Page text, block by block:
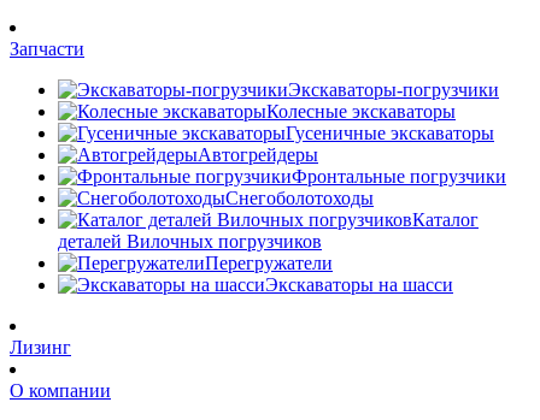
Запчасти
Экскаваторы-погрузчики
Колесные экскаваторы
Гусеничные экскаваторы
Автогрейдеры
Фронтальные погрузчики
Снегоболотоходы
Каталог
деталей Вилочных погрузчиков
Перегружатели
Экскаваторы на шасси
Лизинг
О компании